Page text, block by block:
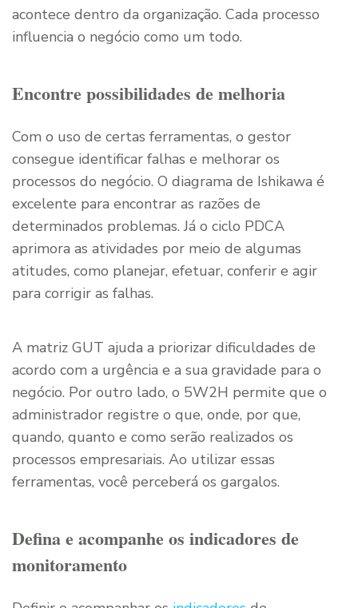
acontece dentro da organização. Cada processo
influencia o negócio como um todo.
Encontre possibilidades de melhoria
Com o uso de certas ferramentas, o gestor
consegue identificar falhas e melhorar os
processos do negócio. O diagrama de Ishikawa é
excelente para encontrar as razões de
determinados problemas. Já o ciclo PDCA
aprimora as atividades por meio de algumas
atitudes, como planejar, efetuar, conferir e agir
para corrigir as falhas.
A matriz GUT ajuda a priorizar dificuldades de
acordo com a urgência e a sua gravidade para o
negócio. Por outro lado, o 5W2H permite que o
administrador registre o que, onde, por que,
quando, quanto e como serão realizados os
processos empresariais. Ao utilizar essas
ferramentas, você perceberá os gargalos.
Defina e acompanhe os indicadores de
monitoramento